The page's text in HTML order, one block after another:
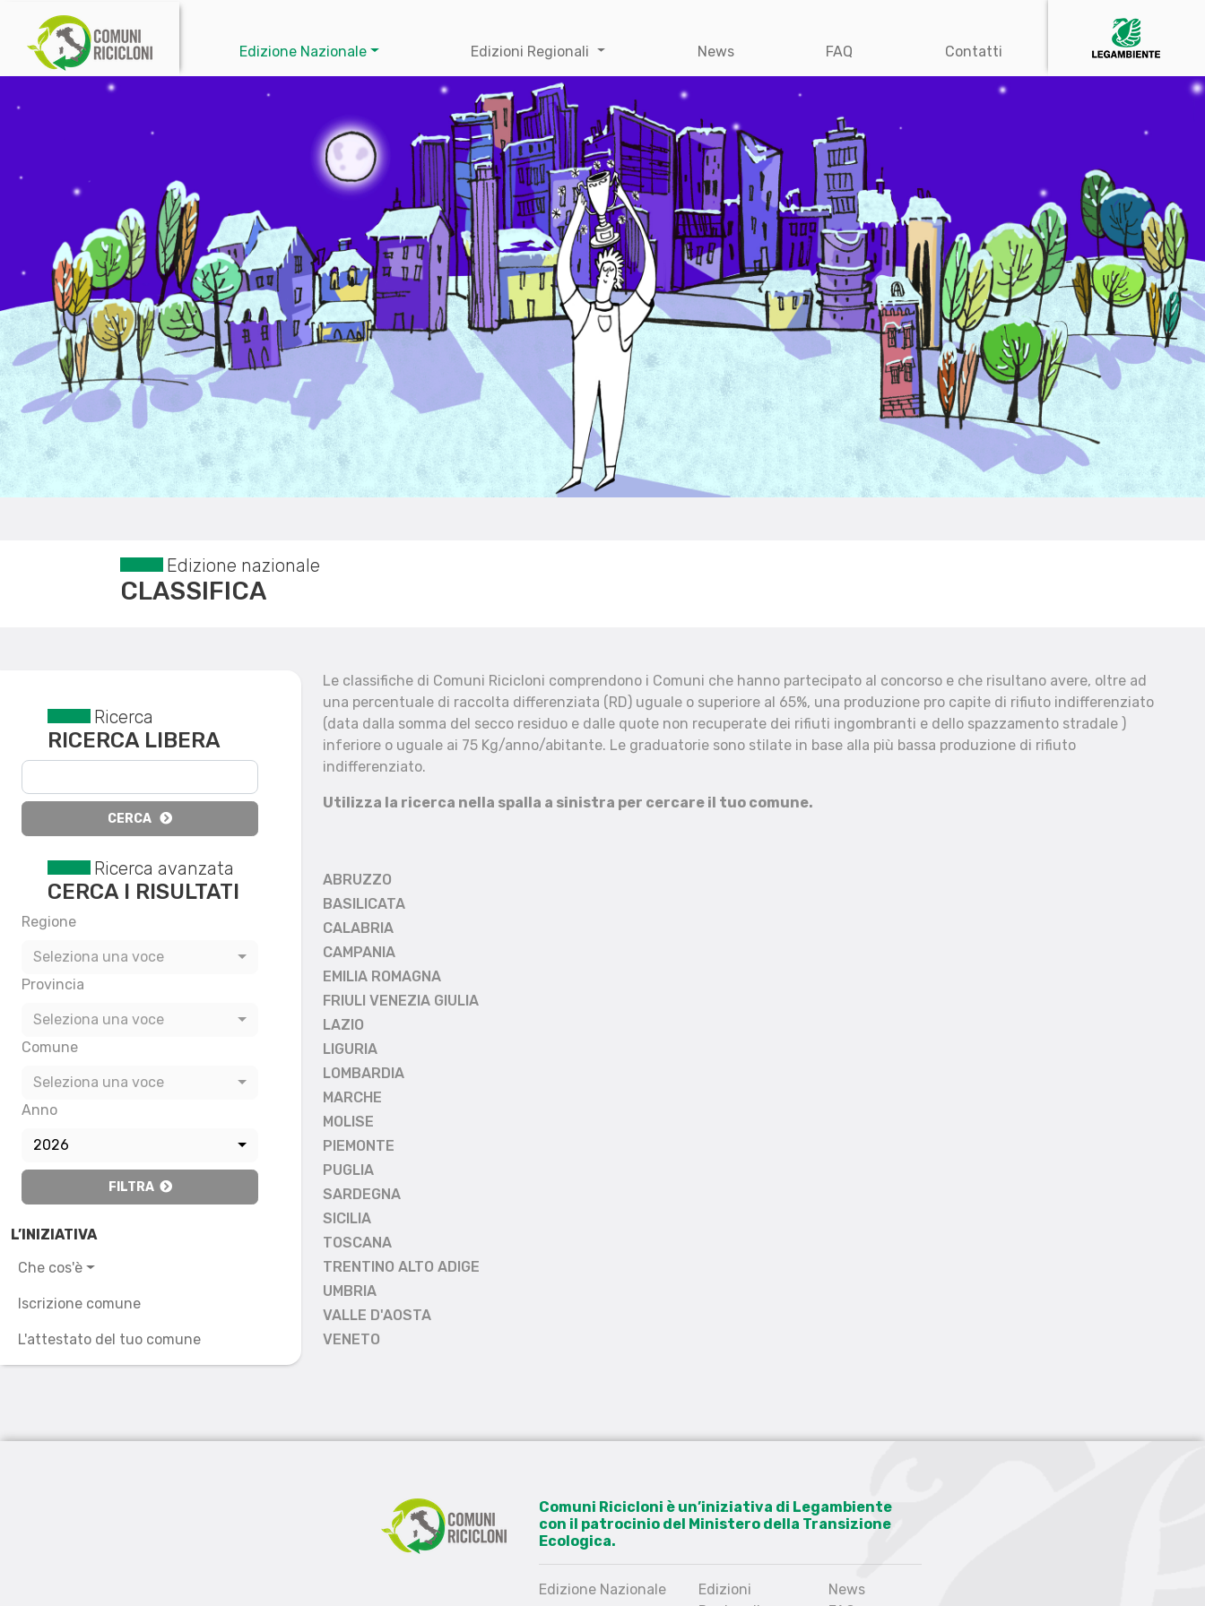
Edizione Nazionale Edizioni Regionali News FAQ Contatti
Edizione nazionale
CLASSIFICA
Reset filtri
Ricerca
RICERCA LIBERA
CERCA
Ricerca avanzata
CERCA I RISULTATI
Regione
Seleziona una voce
Provincia
Seleziona una voce
Comune
Seleziona una voce
Anno
2026
FILTRA
L’INIZIATIVA
Che cos'è
Iscrizione comune
L'attestato del tuo comune
Le classifiche di Comuni Ricicloni comprendono i Comuni che hanno partecipato al concorso e che risultano avere, oltre ad
una percentuale di raccolta differenziata (RD) uguale o superiore al 65%, una produzione pro capite di rifiuto indifferenziato
(data dalla somma del secco residuo e dalle quote non recuperate dei rifiuti ingombranti e dello spazzamento stradale )
inferiore o uguale ai 75 Kg/anno/abitante. Le graduatorie sono stilate in base alla più bassa produzione di rifiuto
indifferenziato.
Utilizza la ricerca nella spalla a sinistra per cercare il tuo comune.
ABRUZZO
BASILICATA
CALABRIA
CAMPANIA
EMILIA ROMAGNA
FRIULI VENEZIA GIULIA
LAZIO
LIGURIA
LOMBARDIA
MARCHE
MOLISE
PIEMONTE
PUGLIA
SARDEGNA
SICILIA
TOSCANA
TRENTINO ALTO ADIGE
UMBRIA
VALLE D'AOSTA
VENETO
Comuni Ricicloni è un’iniziativa di Legambiente
con il patrocinio del Ministero della Transizione
Ecologica.
Edizione Nazionale
Edizioni
News